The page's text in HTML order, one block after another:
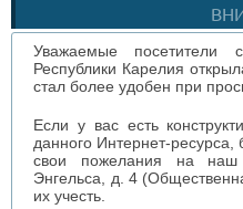
Уважаемые посетители
Республики Карелия
стал более удобен при
Если у вас есть
данного Интернет-
свои пожелания на наш
Энгельса, д. 4
их учесть.